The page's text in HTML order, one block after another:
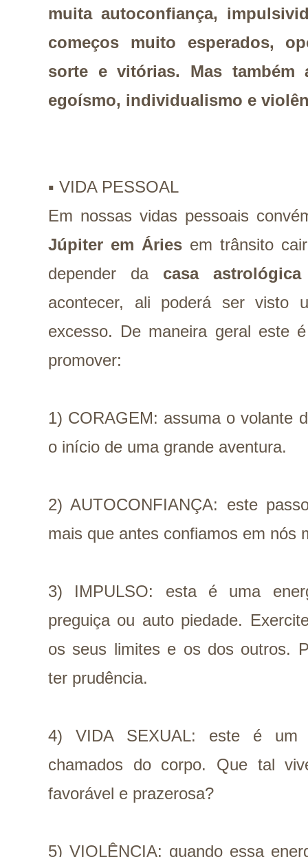
muita autoconfiança,
começos muito esperados,
sorte e vitórias. Mas também
egoísmo, individualismo e
▪️ VIDA PESSOAL
Em nossas vidas pessoais
Júpiter em Áriesem trânsito
depender da casa astrológica
acontecer, ali poderá ser visto
excesso. De maneira geral este
promover:
1) CORAGEM: assuma o volante
o início de uma grande aventura.
2) AUTOCONFIANÇA: este
mais que antes confiamos em nós
3) IMPULSO: esta é uma
preguiça ou auto piedade.
os seus limites e os dos outros.
ter prudência.
4) VIDA SEXUAL: este é um
chamados do corpo. Que tal
favorável e prazerosa?
5) VIOLÊNCIA: quando essa